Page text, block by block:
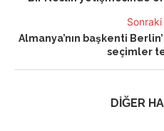
Almanya’nın başkenti
seçimler
DİĞER